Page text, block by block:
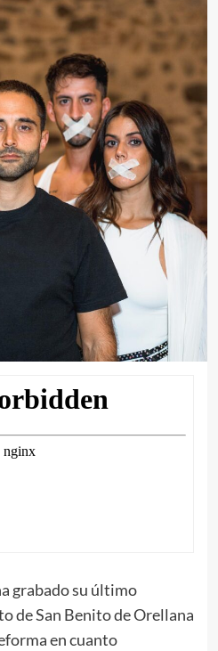
grabado su último
de San Benito de Orellana
en cuanto